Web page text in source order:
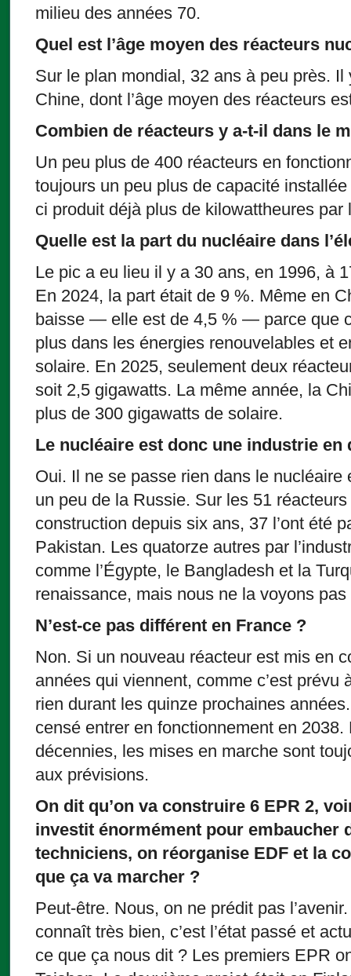
milieu des années 70.
Quel est l’âge moyen des réacteurs
Sur le plan mondial, 32 ans à peu près. Il
Chine, dont l’âge moyen des réacteurs
Combien de réacteurs y a-t-il dans le
Un peu plus de 400 réacteurs en
toujours un peu plus de capacité
ci produit déjà plus de kilowattheures par
Quelle est la part du nucléaire dans
Le pic a eu lieu il y a 30 ans, en 1996, à
En 2024, la part était de 9 %. Même en
baisse — elle est de 4,5 % — parce que
plus dans les énergies renouvelables et
solaire. En 2025, seulement deux
soit 2,5 gigawatts. La même année, la
plus de 300 gigawatts de solaire.
Le nucléaire est donc une industrie en
Oui. Il ne se passe rien dans le nucléaire
un peu de la Russie. Sur les 51
construction depuis six ans, 37 l’ont été
Pakistan. Les quatorze autres par
comme l’Égypte, le Bangladesh et la
renaissance, mais nous ne la voyons
N’est-ce pas différent en France ?
Non. Si un nouveau réacteur est mis en
années qui viennent, comme c’est prévu
rien durant les quinze prochaines
censé entrer en fonctionnement en 2038.
décennies, les mises en marche sont
aux prévisions.
On dit qu’on va construire 6 EPR 2,
investit énormément pour embaucher
techniciens, on réorganise EDF et la
que ça va marcher ?
Peut-être. Nous, on ne prédit pas
connaît très bien, c’est l’état passé et
ce que ça nous dit ? Les premiers EPR